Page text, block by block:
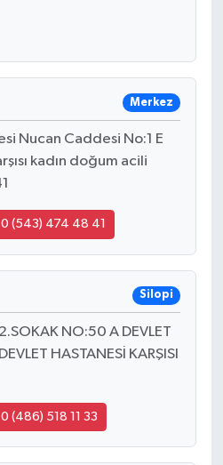
Merkez
Nucan Caddesi No:1 E
kadın doğum acili
0 (543) 474 48 41
Silopi
NO:50 A DEVLET
HASTANESİ KARŞISI
0 (486) 518 11 33